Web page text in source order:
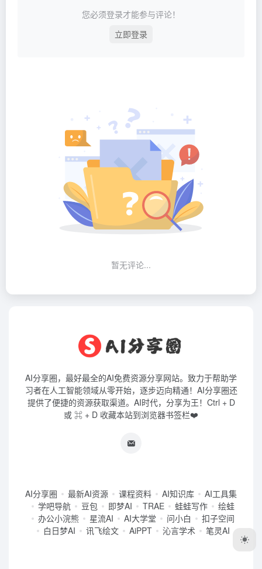
您必须登录才能参与评论！
立即登录
暂无评论...
AI分享圈，最好最全的AI免费资源分享网站。致力于帮助学
习者在人工智能领域从零开始，逐步迈向精通！AI分享圈还
提供了便捷的资源获取渠道。AI时代，分享为王！Ctrl + D
或 ⌘ + D 收藏本站到浏览器书签栏❤️
AI分享圈 最新AI资源 课程资料 AI知识库
AI工具集
学吧导航
豆包 即梦AI TRAE 蛙蛙写作
绘蛙
办公小浣熊
星流AI AI大学堂 问小白
扣子空间
白日梦AI
讯飞绘文 AiPPT 沁言学术 笔灵AI